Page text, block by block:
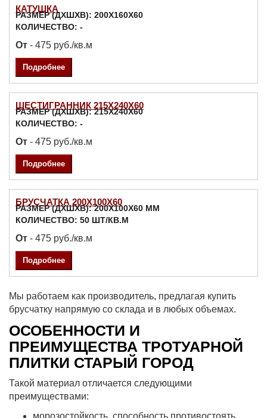
КАТУШКА
РАЗМЕР (ДXШXВ): 200Х160Х60
КОЛИЧЕСТВО: -
От - 475 руб./кв.м
Подробнее
ШЕСТИГРАННИК 215Х240Х60
РАЗМЕР (ДXШXВ): 215Х240Х60
КОЛИЧЕСТВО: -
От - 475 руб./кв.м
Подробнее
БРУСЧАТКА 200X100X60
РАЗМЕР (ДXШXВ): 200X100X60 ММ
КОЛИЧЕСТВО: 50 ШТ/КВ.М
От - 475 руб./кв.м
Подробнее
Мы работаем как производитель, предлагая купить
брусчатку напрямую со склада и в любых объемах.
ОСОБЕННОСТИ И
ПРЕИМУЩЕСТВА ТРОТУАРНОЙ
ПЛИТКИ СТАРЫЙ ГОРОД
Такой материал отличается следующими
преимуществами:
морозостойкость, способность противостоять